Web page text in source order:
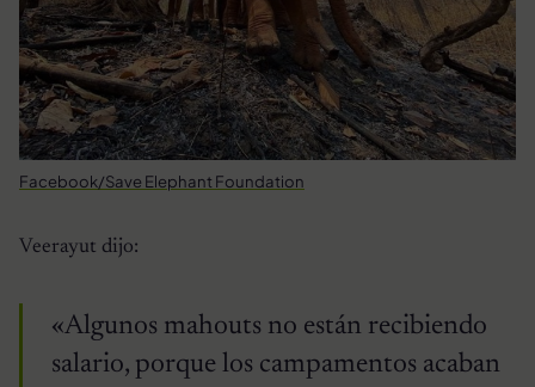
Facebook/Save Elephant Foundation
Veerayut dijo:
«Algunos mahouts no están recibiendo
salario, porque los campamentos acaban